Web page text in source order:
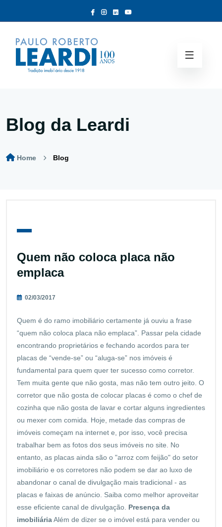
Blog da Leardi
Home Blog
Quem não coloca placa não
emplaca
02/03/2017
Quem é do ramo imobiliário certamente já ouviu a frase
“quem não coloca placa não emplaca”. Passar pela cidade
encontrando proprietários e fechando acordos para ter
placas de “vende-se” ou “aluga-se” nos imóveis é
fundamental para quem quer ter sucesso como corretor.
Tem muita gente que não gosta, mas não tem outro jeito. O
corretor que não gosta de colocar placas é como o chef de
cozinha que não gosta de lavar e cortar alguns ingredientes
ou mexer com comida. Hoje, metade das compras de
imóveis começam na internet e, por isso, você precisa
trabalhar bem as fotos dos seus imóveis no site. No
entanto, as placas ainda são o "arroz com feijão" do setor
imobiliário e os corretores não podem se dar ao luxo de
abandonar o canal de divulgação mais tradicional - as
placas e faixas de anúncio. Saiba como melhor aproveitar
esse eficiente canal de divulgação. Presença da
imobiliáriaAlém de dizer se o imóvel está para vender ou